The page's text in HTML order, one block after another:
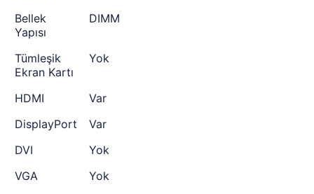
Bellek
Yapısı
DIMM
Tümleşik
Ekran Kartı
Yok
HDMI
Var
DisplayPort
Var
DVI
Yok
VGA
Yok